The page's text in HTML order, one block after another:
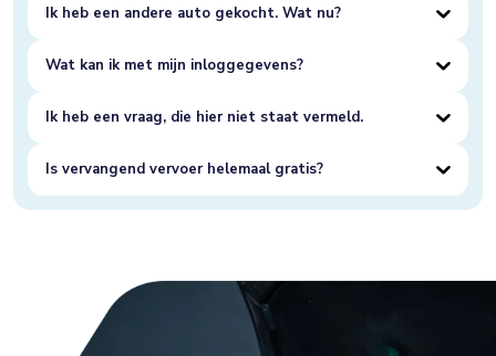
Ik heb een andere auto gekocht. Wat nu?
Wat kan ik met mijn inloggegevens?
Ik heb een vraag, die hier niet staat vermeld.
Is vervangend vervoer helemaal gratis?